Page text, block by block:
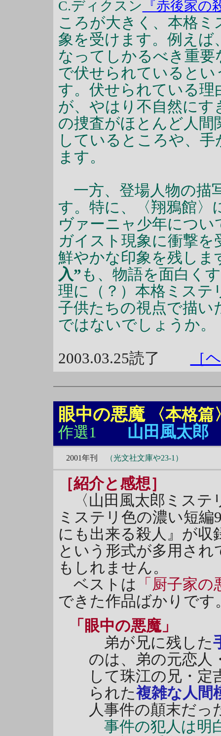
C.ディクスン 『赤後家の
ころが大きく、本格
象を受けます。例えば
なってしかるべき重
で伏せられていると
す。伏せられている
が、やはり不自然に
の捜査がほとんど人
しているところや、
ます。
一方、登場人物の描
す。特に、〈翔鴉館〉
ヴァーニャ少年につい
ガイスト現象に衝撃
鮮やかな印象を残しま
入” も、物語を面白く
理に（？）本格ミステ
子供たちの視点で描い
ではないでしょうか。
2003.03.25読了
［
眼中の悪魔 〈本格篇
作選1 山田風太郎
2001年刊 （光文社文庫や23-1）
［紹介と感想］
〈山田風太郎ミステ
ミステリ色の濃い短
にも出来る殺人』が収
という形式が多用さ
もしれません。
ベストは 「厨子家の
できた作品ばかりです
「眼中の悪魔」
弟が兄に残した
のは、弟の元恋人
して珠江の兄・定
られた複雑な人間
人事件の顛末だ
事件の犯人は明